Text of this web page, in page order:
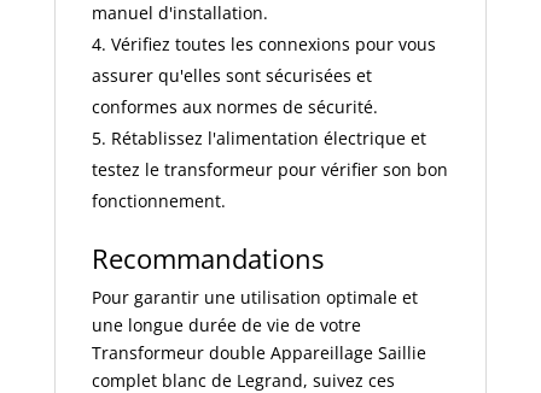
manuel d'installation.
Vérifiez toutes les connexions pour vous
assurer qu'elles sont sécurisées et
conformes aux normes de sécurité.
Rétablissez l'alimentation électrique et
testez le transformeur pour vérifier son bon
fonctionnement.
Recommandations
Pour garantir une utilisation optimale et
une longue durée de vie de votre
Transformeur double Appareillage Saillie
complet blanc de Legrand, suivez ces